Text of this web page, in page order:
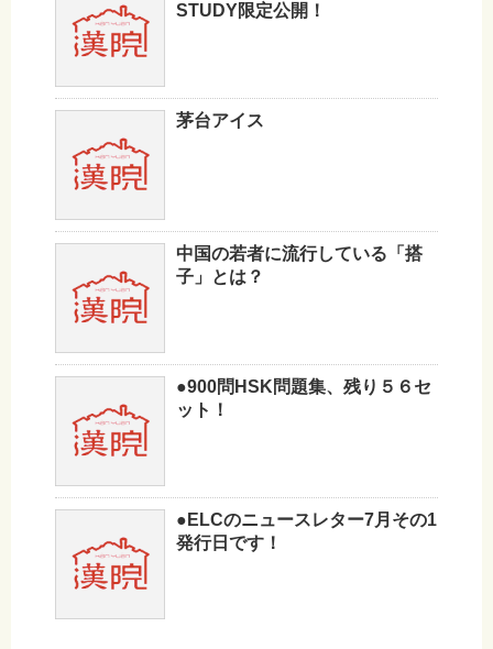
STUDY限定公開！
茅台アイス
中国の若者に流行している「搭
子」とは？
●900問HSK問題集、残り５６セ
ット！
●ELCのニュースレター7月その1
発行日です！